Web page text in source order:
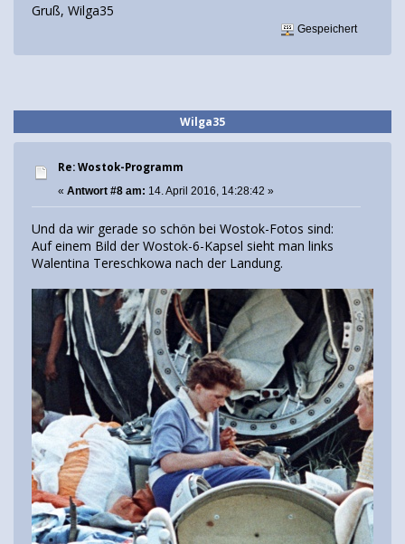
Gruß, Wilga35
Gespeichert
Wilga35
Re: Wostok-Programm
« Antwort #8 am: 14. April 2016, 14:28:42 »
Und da wir gerade so schön bei Wostok-Fotos sind:
Auf einem Bild der Wostok-6-Kapsel sieht man links
Walentina Tereschkowa nach der Landung.